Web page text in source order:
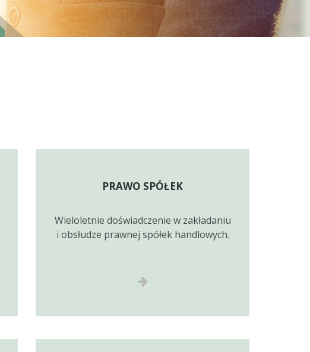
PRAWO SPÓŁEK
Wieloletnie doświadczenie w zakładaniu
i obsłudze prawnej spółek handlowych.